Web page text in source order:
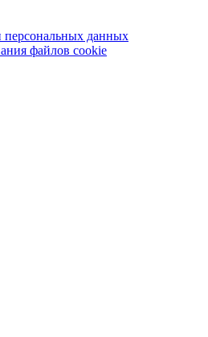
персональных данных
файлов cookie